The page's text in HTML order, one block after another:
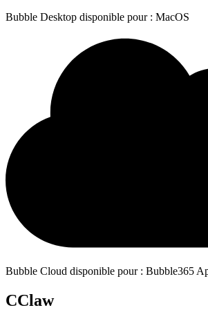
Bubble Desktop disponible pour : MacOS
Bubble Cloud disponible pour : Bubble365
CClaw